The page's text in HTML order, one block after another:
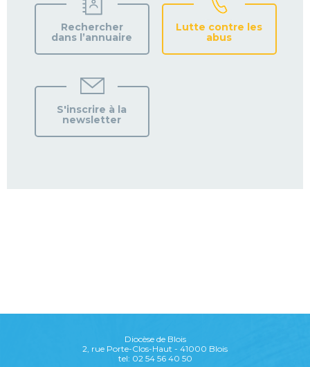
Rechercher
dans l’annuaire
Lutte contre les
abus
S'inscrire à la
newsletter
Diocèse de Blois
2, rue Porte-Clos-Haut - 41000 Blois
tel: 02 54 56 40 50